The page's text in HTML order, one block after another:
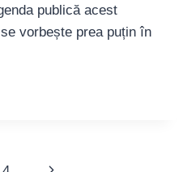
publică acest
vorbește prea puțin în